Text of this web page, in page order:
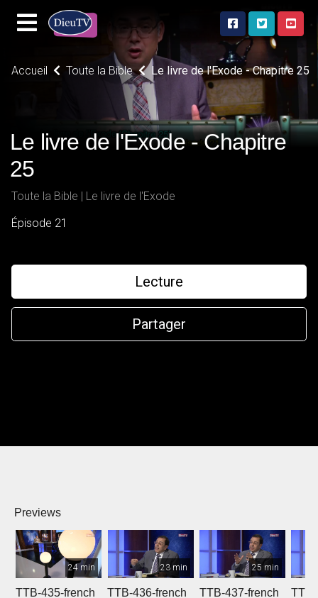
Accueil Toute la Bible Le livre de l'Exode - Chapitre 25
Le livre de l'Exode - Chapitre
25
Toute la Bible | Le livre de l'Exode
Épisode 21
Lecture
Partager
Previews
24 min
TTB-435-french
23 min
TTB-436-french
25 min
TTB-437-french